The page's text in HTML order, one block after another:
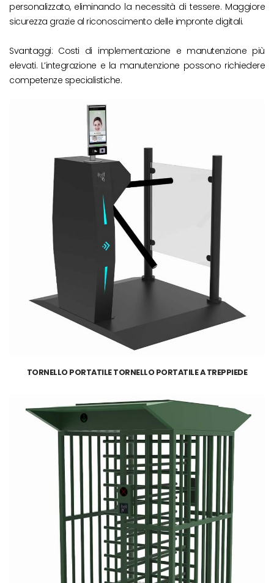
personalizzato, eliminando la necessità di tessere. Maggiore
sicurezza grazie al riconoscimento delle impronte digitali.
Svantaggi: Costi di implementazione e manutenzione più
elevati. L’integrazione e la manutenzione possono richiedere
competenze specialistiche.
TORNELLO PORTATILE TORNELLO PORTATILE A TREPPIEDE